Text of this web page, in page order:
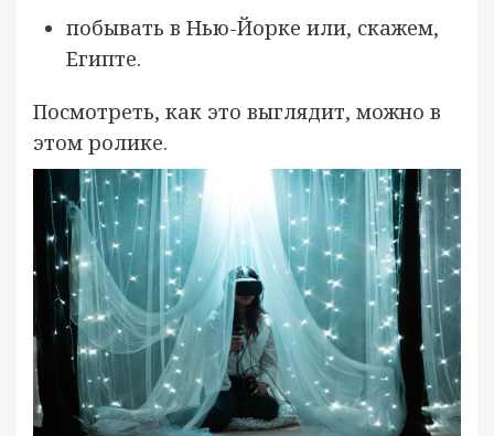
побывать в Нью-Йорке или, скажем,
Египте.
Посмотреть, как это выглядит, можно в
этом ролике.